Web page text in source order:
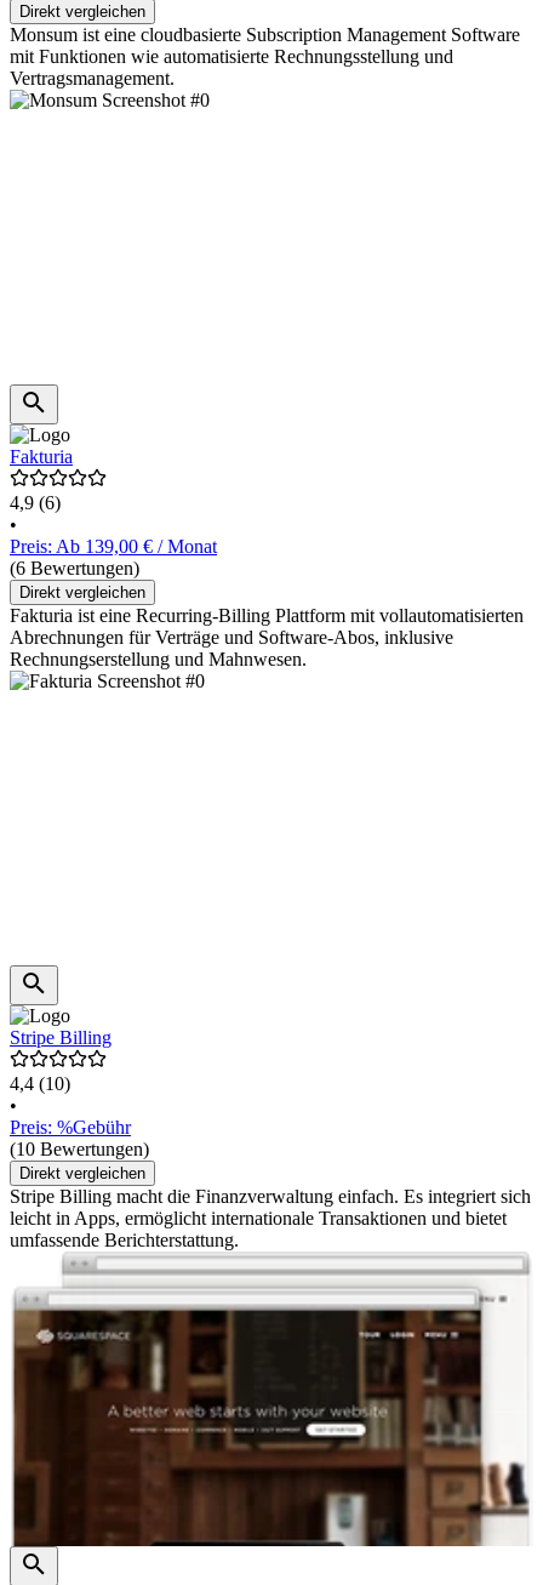
Direkt vergleichen
Monsum ist eine cloudbasierte Subscription Management Software
mit Funktionen wie automatisierte Rechnungsstellung und
Vertragsmanagement.
Fakturia
4,9 (6)
•
Preis: Ab 139,00 € / Monat
(6 Bewertungen)
Direkt vergleichen
Fakturia ist eine Recurring-Billing Plattform mit vollautomatisierten
Abrechnungen für Verträge und Software-Abos, inklusive
Rechnungserstellung und Mahnwesen.
Stripe Billing
4,4 (10)
•
Preis: %Gebühr
(10 Bewertungen)
Direkt vergleichen
Stripe Billing macht die Finanzverwaltung einfach. Es integriert sich
leicht in Apps, ermöglicht internationale Transaktionen und bietet
umfassende Berichterstattung.